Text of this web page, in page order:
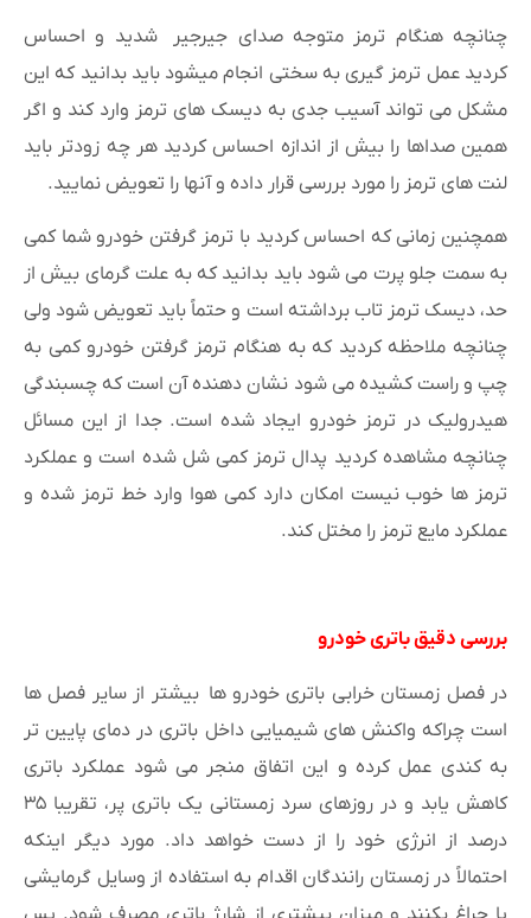
چنانچه هنگام ترمز متوجه صدای جیرجیر شدید و احساس
کردید عمل ترمز گیری به سختی انجام میشود باید بدانید که این
مشکل می تواند آسیب جدی به دیسک های ترمز وارد کند و اگر
همین صداها را بیش از اندازه احساس کردید هر چه زودتر باید
لنت های ترمز را مورد بررسی قرار داده و آنها را تعویض نمایید.
همچنین زمانی که احساس کردید با ترمز گرفتن خودرو شما کمی
به سمت جلو پرت می شود باید بدانید که به علت گرمای بیش از
حد، دیسک ترمز تاب برداشته است و حتماً باید تعویض شود ولی
چنانچه ملاحظه کردید که به هنگام ترمز گرفتن خودرو کمی به
چپ و راست کشیده می شود نشان دهنده آن است که چسبندگی
هیدرولیک در ترمز خودرو ایجاد شده است. جدا از این مسائل
چنانچه مشاهده کردید پدال ترمز کمی شل شده است و عملکرد
ترمز ها خوب نیست امکان دارد کمی هوا وارد خط ترمز شده و
عملکرد مایع ترمز را مختل کند.
بررسی دقیق باتری خودرو
در فصل زمستان خرابی باتری خودرو ها بیشتر از سایر فصل ها
است چراکه واکنش های شیمیایی داخل باتری در دمای پایین تر
به کندی عمل کرده و این اتفاق منجر می شود عملکرد باتری
کاهش یابد و در روزهای سرد زمستانی یک باتری پر، تقریبا ۳۵
درصد از انرژی خود را از دست خواهد داد. مورد دیگر اینکه
احتمالاً در زمستان رانندگان اقدام به استفاده از وسایل گرمایشی